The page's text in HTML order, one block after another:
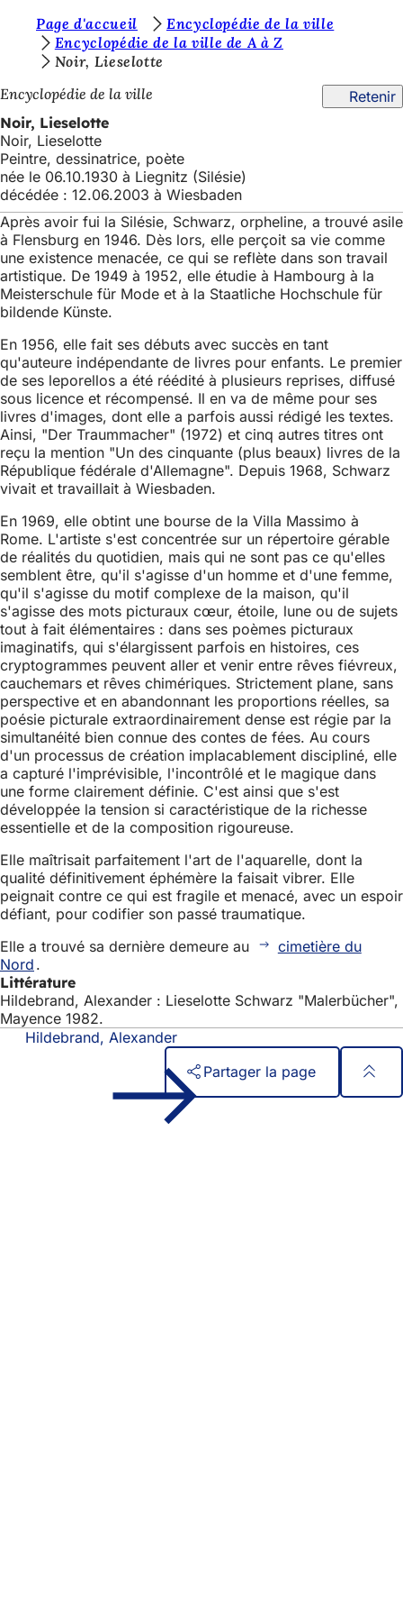
Accéder au contenu
u
s
ê
t
e
s
i
c
i
:
Page d'accueil
Encyclopédie de la ville
Encyclopédie de la ville de A à Z
Noir, Lieselotte
Encyclopédie de la ville
Retenir
Noir, Lieselotte
Noir, Lieselotte
Peintre, dessinatrice, poète
née le 06.10.1930 à Liegnitz (Silésie)
décédée : 12.06.2003 à Wiesbaden
Après avoir fui la Silésie, Schwarz, orpheline, a trouvé asile
à Flensburg en 1946. Dès lors, elle perçoit sa vie comme
une existence menacée, ce qui se reflète dans son travail
artistique. De 1949 à 1952, elle étudie à Hambourg à la
Meisterschule für Mode et à la Staatliche Hochschule für
bildende Künste.
En 1956, elle fait ses débuts avec succès en tant
qu'auteure indépendante de livres pour enfants. Le premier
de ses leporellos a été réédité à plusieurs reprises, diffusé
sous licence et récompensé. Il en va de même pour ses
livres d'images, dont elle a parfois aussi rédigé les textes.
Ainsi, "Der Traummacher" (1972) et cinq autres titres ont
reçu la mention "Un des cinquante (plus beaux) livres de la
République fédérale d'Allemagne". Depuis 1968, Schwarz
vivait et travaillait à Wiesbaden.
En 1969, elle obtint une bourse de la Villa Massimo à
Rome. L'artiste s'est concentrée sur un répertoire gérable
de réalités du quotidien, mais qui ne sont pas ce qu'elles
semblent être, qu'il s'agisse d'un homme et d'une femme,
qu'il s'agisse du motif complexe de la maison, qu'il
s'agisse des mots picturaux cœur, étoile, lune ou de sujets
tout à fait élémentaires : dans ses poèmes picturaux
imaginatifs, qui s'élargissent parfois en histoires, ces
cryptogrammes peuvent aller et venir entre rêves fiévreux,
cauchemars et rêves chimériques. Strictement plane, sans
perspective et en abandonnant les proportions réelles, sa
poésie picturale extraordinairement dense est régie par la
simultanéité bien connue des contes de fées. Au cours
d'un processus de création implacablement discipliné, elle
a capturé l'imprévisible, l'incontrôlé et le magique dans
une forme clairement définie. C'est ainsi que s'est
développée la tension si caractéristique de la richesse
essentielle et de la composition rigoureuse.
Elle maîtrisait parfaitement l'art de l'aquarelle, dont la
qualité définitivement éphémère la faisait vibrer. Elle
peignait contre ce qui est fragile et menacé, avec un espoir
défiant, pour codifier son passé traumatique.
Elle a trouvé sa dernière demeure au
cimetière du
Nord .
Littérature
Hildebrand, Alexander : Lieselotte Schwarz "Malerbücher",
Mayence 1982.
Hildebrand, Alexander
Partager la page